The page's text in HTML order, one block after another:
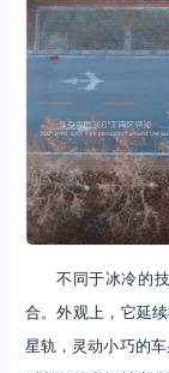
不同于冰冷的
合。外观上，它延
星轨，灵动小巧的